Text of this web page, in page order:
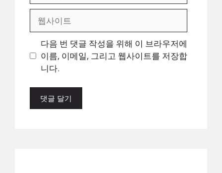
일
트
다음 번 댓글 작성을 위해 이 브라우저에
이름, 이메일, 그리고 웹사이트를 저장합
니다.